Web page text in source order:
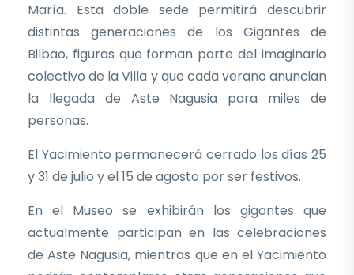
María. Esta doble sede permitirá descubrir
distintas generaciones de los Gigantes de
Bilbao, figuras que forman parte del imaginario
colectivo de la Villa y que cada verano anuncian
la llegada de Aste Nagusia para miles de
personas.
El Yacimiento permanecerá cerrado los días 25
y 31 de julio y el 15 de agosto por ser festivos.
En el Museo se exhibirán los gigantes que
actualmente participan en las celebraciones
de Aste Nagusia, mientras que en el Yacimiento